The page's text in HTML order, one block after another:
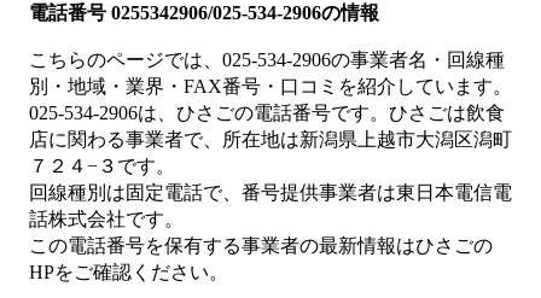
電話番号 0255342906/025-534-2906の情報
こちらのページでは、 025-534-2906の事業者名・回線種
別・地域・業界・FAX番号・口コミを紹介しています。
025-534-2906は、 ひさごの電話番号です。 ひさごは飲食
店に関わる事業者で、所在地は新潟県上越市大潟区潟町
７２４−３ です。
回線種別は固定電話で、番号提供事業者は東日本電信電
話株式会社です。
この電話番号を保有する事業者の最新情報はひさごの
HPをご確認ください。